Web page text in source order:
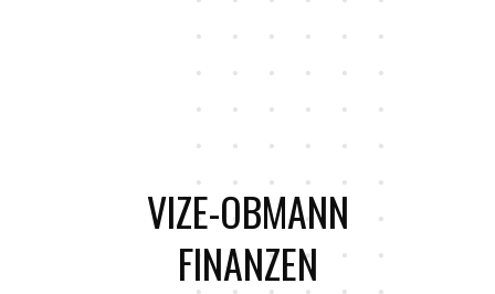
VIZE-OBMANN
FINANZEN